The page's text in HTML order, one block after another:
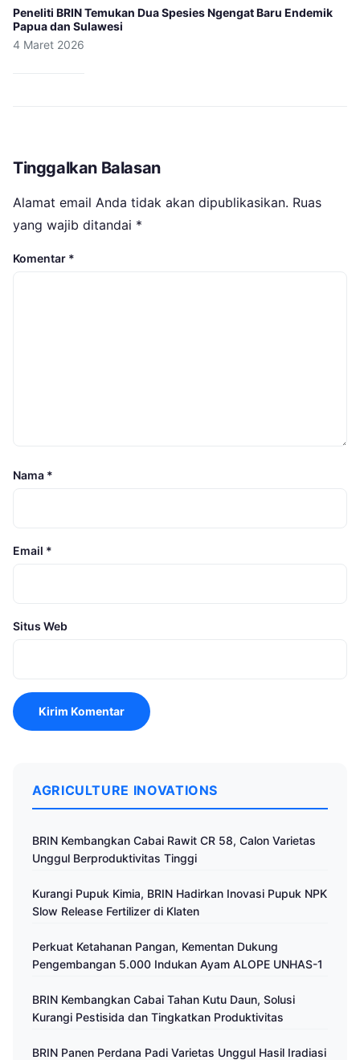
Peneliti BRIN Temukan Dua Spesies Ngengat Baru Endemik
Papua dan Sulawesi
4 Maret 2026
Tinggalkan Balasan
Alamat email Anda tidak akan dipublikasikan. Ruas
yang wajib ditandai *
Komentar *
Nama *
Email *
Situs Web
AGRICULTURE INOVATIONS
BRIN Kembangkan Cabai Rawit CR 58, Calon Varietas
Unggul Berproduktivitas Tinggi
Kurangi Pupuk Kimia, BRIN Hadirkan Inovasi Pupuk NPK
Slow Release Fertilizer di Klaten
Perkuat Ketahanan Pangan, Kementan Dukung
Pengembangan 5.000 Indukan Ayam ALOPE UNHAS-1
BRIN Kembangkan Cabai Tahan Kutu Daun, Solusi
Kurangi Pestisida dan Tingkatkan Produktivitas
BRIN Panen Perdana Padi Varietas Unggul Hasil Iradiasi